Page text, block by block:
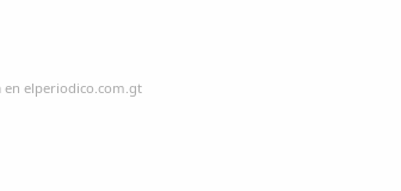
en elperiodico.com.gt